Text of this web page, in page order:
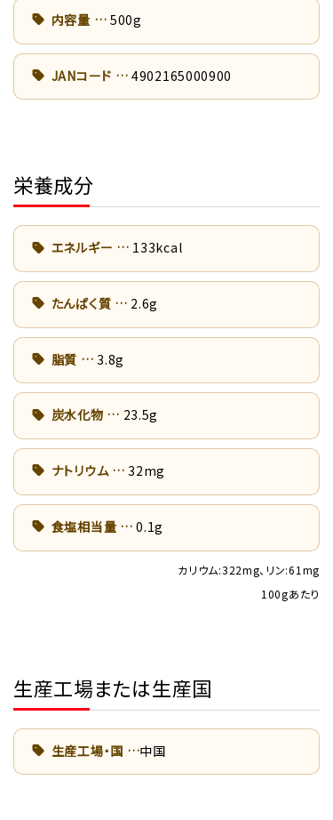
内容量 500g
JANコード 4902165000900
栄養成分
エネルギー 133kcal
たんぱく質 2.6g
脂質 3.8g
炭水化物 23.5g
ナトリウム 32mg
食塩相当量 0.1g
カリウム:322mg、リン:61mg
100gあたり
生産工場または生産国
生産工場・国 中国